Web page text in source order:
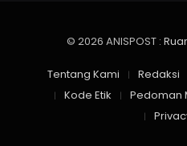
© 2026 ANISPOST :
Tentang Kami Redaksi
Kode Etik
Pedoman